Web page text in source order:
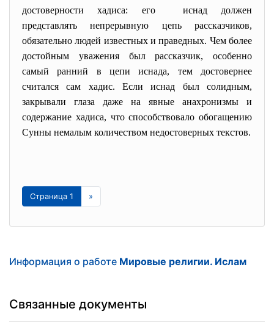
достоверности хадиса: его иснад должен
представлять непрерывную цепь рассказчиков,
обязательно людей известных и праведных. Чем более
достойным уважения был рассказчик, особенно
самый ранний в цепи иснада, тем достовернее
считался сам хадис. Если иснад был солидным,
закрывали глаза даже на явные анахронизмы и
содержание хадиса, что способствовало обогащению
Сунны немалым количеством недостоверных текстов.
Страница 1 »
Информация о работе Мировые религии. Ислам
Связанные документы